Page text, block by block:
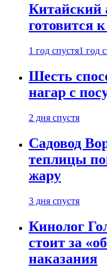
Китайский
готовится
1 год спустя1 год
Шесть
нагар с
2 дня спустя
Садовод
теплицы
жару
3 дня спустя
Кинолог
стоит за
наказания